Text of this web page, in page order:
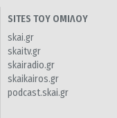
SITES ΤΟΥ ΟΜΙΛΟΥ
skai.gr
skaitv.gr
skairadio.gr
skaikairos.gr
podcast.skai.gr